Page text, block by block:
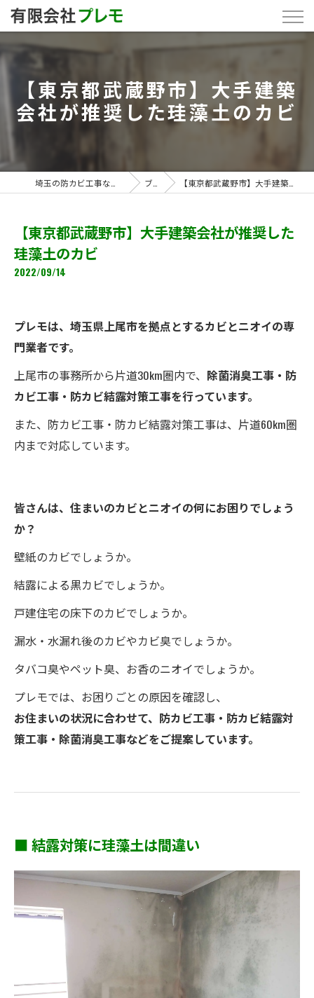
【東京都武蔵野市】大手建築
会社が推奨した珪藻土のカビ
ブログ 【東京都武蔵野市】大手建築会社が推奨した珪藻土のカビ
【東京都武蔵野市】大手建築会社が推奨した
珪藻土のカビ
2022/09/14
プレモは、埼玉県上尾市を拠点とするカビとニオイの専
門業者です。
上尾市の事務所から片道30km圏内で、 除菌消臭工事・防
カビ工事・防カビ結露対策工事を行っています。
また、防カビ工事・防カビ結露対策工事は、片道60km圏
内まで対応しています。
皆さんは、住まいのカビとニオイの何にお困りでしょう
か？
壁紙のカビでしょうか。
結露による黒カビでしょうか。
戸建住宅の床下のカビでしょうか。
漏水・水漏れ後のカビやカビ臭でしょうか。
タバコ臭やペット臭、お香のニオイでしょうか。
プレモでは、お困りごとの原因を確認し、
お住まいの状況に合わせて、防カビ工事・防カビ結露対
策工事・除菌消臭工事などをご提案しています。
■ 結露対策に珪藻土は間違い